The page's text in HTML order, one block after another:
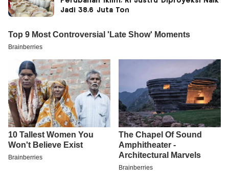
Jadi 38,6 Juta Ton